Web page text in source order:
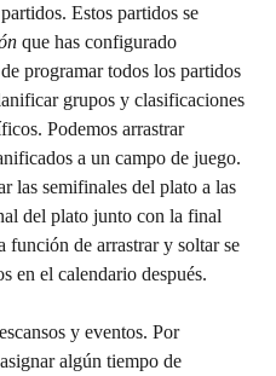
Estos partidos se
que has configurado
programar todos los partidos
grupos y clasificaciones
Podemos arrastrar
a un campo de juego.
las semifinales del plato a las
del plato junto con la final
función de arrastrar y soltar se
en el calendario después.
y eventos. Por
algún tiempo de